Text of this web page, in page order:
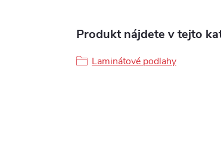
Produkt nájdete v tejto
Laminátové podlahy